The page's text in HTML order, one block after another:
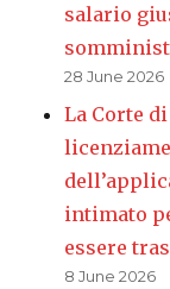
salario
28 June 2026
La Corte
intimato
essere
8 June 2026